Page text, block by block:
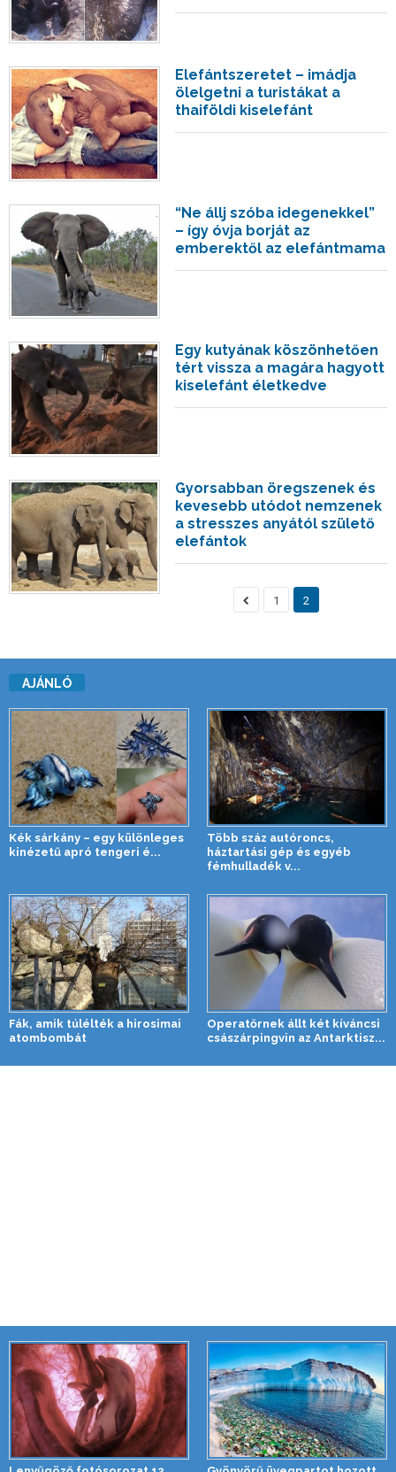
Elefántszeretet – imádja
ölelgetni a turistákat a
thaiföldi kiselefánt
“Ne állj szóba idegenekkel”
– így óvja borját az
emberektől az elefántmama
Egy kutyának köszönhetően
tért vissza a magára hagyott
kiselefánt életkedve
Gyorsabban öregszenek és
kevesebb utódot nemzenek
a stresszes anyától születő
elefántok
1 2
AJÁNLÓ
Kék sárkány – egy különleges
kinézetű apró tengeri é...
Több száz autóroncs,
háztartási gép és egyéb
fémhulladék v...
Fák, amik túlélték a hirosimai
atombombát
Operatőrnek állt két kíváncsi
császárpingvin az Antarktisz...